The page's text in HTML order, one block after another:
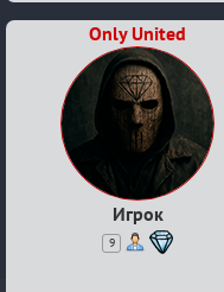
Only United
Игрок
9